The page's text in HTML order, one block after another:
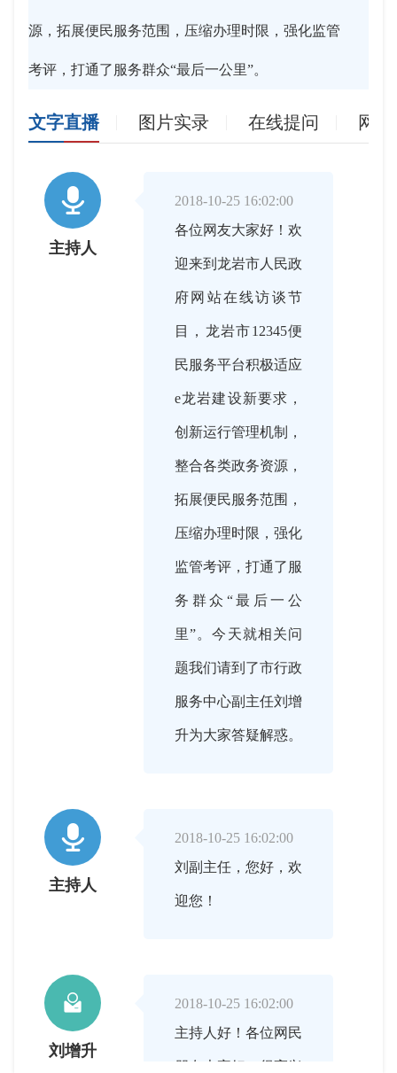
源，拓展便民服务范围，压缩办理时限，强化监管
考评，打通了服务群众“最后一公里”。
文字直播 图片实录 在线提问 网

主持人
2018-10-25 16:02:00
各位网友大家好！欢
迎来到龙岩市人民政
府网站在线访谈节
目，龙岩市12345便
民服务平台积极适应
e龙岩建设新要求，
创新运行管理机制，
整合各类政务资源，
拓展便民服务范围，
压缩办理时限，强化
监管考评，打通了服
务群众“最后一公
里”。今天就相关问
题我们请到了市行政
服务中心副主任刘增
升为大家答疑解惑。

主持人
2018-10-25 16:02:00
刘副主任，您好，欢
迎您！

刘增升
2018-10-25 16:02:00
主持人好！各位网民
朋友大家好！很高兴